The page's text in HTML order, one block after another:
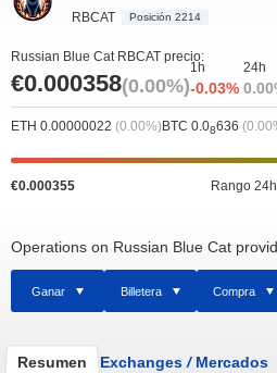
RBCAT Posición 2214
Russian Blue Cat RBCAT precio:
€0.000358(0.00%)
1h
-0.03%
24h
ETH 0.00000022 (0.00%) BTC 0.08636
€0.000355 Rango 24h
Operations on Russian Blue Cat
Ganar Billetera Compra
Resumen Exchanges /Mercados